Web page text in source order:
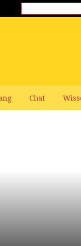
Chat